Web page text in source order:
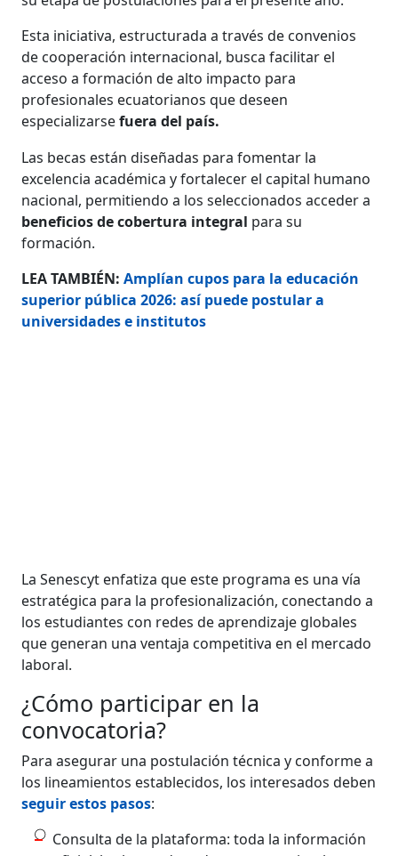
Esta iniciativa, estructurada a través de convenios
de cooperación internacional, busca facilitar el
acceso a formación de alto impacto para
profesionales ecuatorianos que deseen
especializarsefuera del país.
Las becas están diseñadas para fomentar la
excelencia académica y fortalecer el capital humano
nacional, permitiendo a los seleccionados acceder a
beneficios de cobertura integral para su
formación.
LEA TAMBIÉN:Amplían cupos para la educación
superior pública 2026: así puede postular a
universidades e institutos
La Senescyt enfatiza que este programa es una vía
estratégica para la profesionalización, conectando a
los estudiantes con redes de aprendizaje globales
que generan una ventaja competitiva en el mercado
laboral.
¿Cómo participar en la
convocatoria?
Para asegurar una postulación técnica y conforme a
los lineamientos establecidos, los interesados deben
seguir estos pasos:
Consulta de la plataforma: toda la información